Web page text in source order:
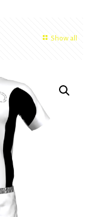
Show all